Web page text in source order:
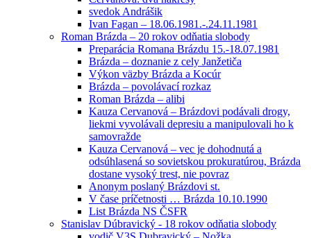
svedok Andrášik
Ivan Fagan – 18.06.1981.-.24.11.1981
Roman Brázda – 20 rokov odňatia slobody
Preparácia Romana Brázdu 15.-18.07.1981
Brázda – doznanie z cely Janžetiča
Výkon väzby Brázda a Kocúr
Brázda – povolávací rozkaz
Roman Brázda – alibi
Kauza Cervanová – Brázdovi podávali drogy,
liekmi vyvolávali depresiu a manipulovali ho k
samovražde
Kauza Cervanová – vec je dohodnutá a
odsúhlasená so sovietskou prokuratúrou, Brázda
dostane vysoký trest, nie povraz
Anonym poslaný Brázdovi st.
V čase príčetnosti … Brázda 10.10.1990
List Brázda NS ČSFR
Stanislav Dúbravický - 18 rokov odňatia slobody